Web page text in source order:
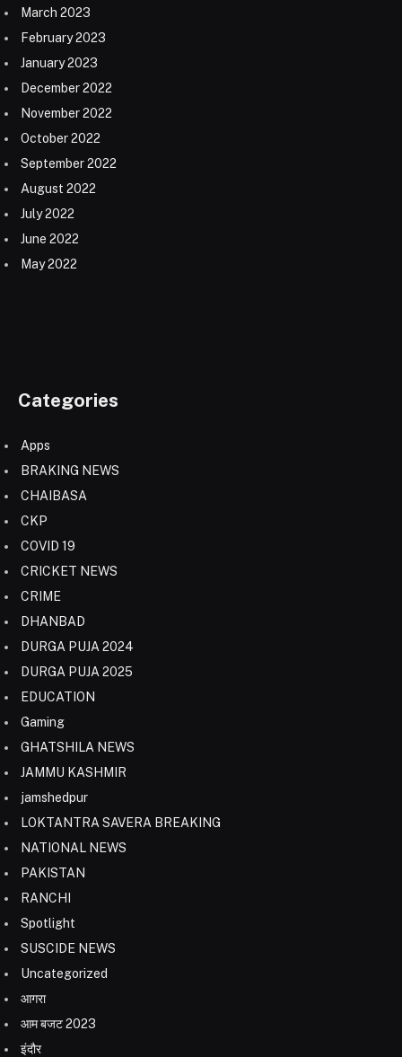
March 2023
February 2023
January 2023
December 2022
November 2022
October 2022
September 2022
August 2022
July 2022
June 2022
May 2022
Categories
Apps
BRAKING NEWS
CHAIBASA
CKP
COVID 19
CRICKET NEWS
CRIME
DHANBAD
DURGA PUJA 2024
DURGA PUJA 2025
EDUCATION
Gaming
GHATSHILA NEWS
JAMMU KASHMIR
jamshedpur
LOKTANTRA SAVERA BREAKING
NATIONAL NEWS
PAKISTAN
RANCHI
Spotlight
SUSCIDE NEWS
Uncategorized
आगरा
आम बजट 2023
इंदौर